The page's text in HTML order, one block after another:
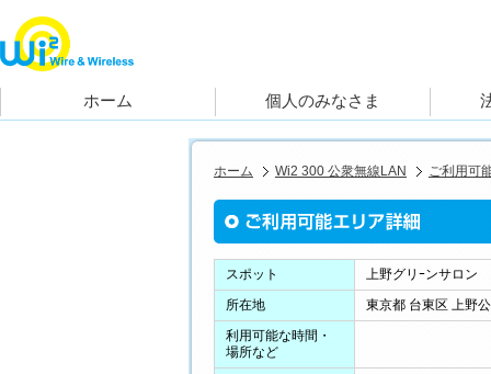
ホーム Wi2 300 公衆無線LAN ご利用可
スポット
上野グリｰンサロン
所在地
東京都 台東区 上野
利用可能な時間・
場所など